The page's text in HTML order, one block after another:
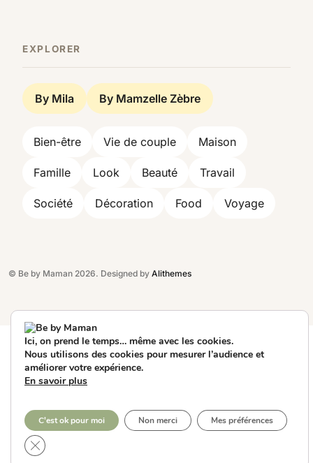
EXPLORER
By Mila By Mamzelle Zèbre
Bien-être Vie de couple Maison
Famille Look Beauté Travail
Société Décoration Food Voyage
© Be by Maman 2026. Designed by Alithemes
Ici, on prend le temps… même avec les cookies.
Nous utilisons des cookies pour mesurer l’audience et
améliorer votre expérience.
En savoir plus
C'est ok pour moi Non merci Mes préférences
Fermer la bannière des cookies GDPR